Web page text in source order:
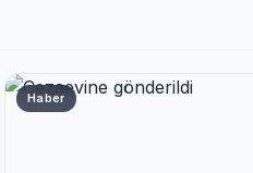
Haber